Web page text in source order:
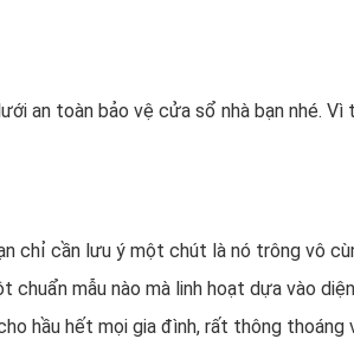
an toàn bảo vệ cửa sổ nhà bạn nhé.
chỉ cần lưu ý một chút là nó trông vô
mẫu nào mà linh hoạt dựa vào
hầu hết mọi gia đình, rất thông thoáng